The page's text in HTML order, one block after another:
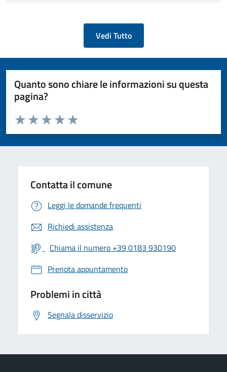
Vedi Tutto
Quanto sono chiare le informazioni su questa
pagina?
Valuta da 1 a 5 stelle la pagina
Valuta 5 stelle su 5
Valuta 4 stelle su 5
Valuta 3 stelle su 5
Valuta 2 stelle su 5
Valuta 1 stelle su 5
Contatta il comune
Leggi le domande frequenti
Richiedi assistenza
Chiama il numero +39 0183 930190
Prenota appuntamento
Problemi in città
Segnala disservizio